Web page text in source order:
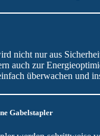
nicht nur aus
auch zur
überwachen und
Gabelstapler